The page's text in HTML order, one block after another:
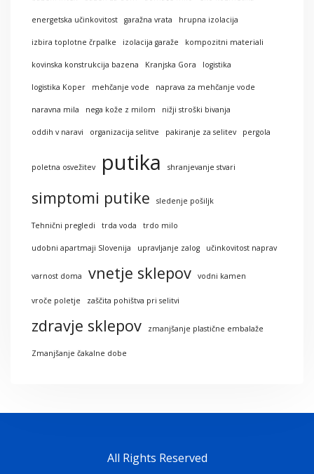
energetska učinkovitost garažna vrata hrupna izolacija
izbira toplotne črpalke izolacija garaže kompozitni materiali
kovinska konstrukcija bazena Kranjska Gora logistika
logistika Koper mehčanje vode naprava za mehčanje vode
naravna mila nega kože z milom nižji stroški bivanja
oddih v naravi organizacija selitve pakiranje za selitev pergola
poletna osvežitev putika shranjevanje stvari
simptomi putike sledenje pošiljk
Tehnični pregledi trda voda trdo milo
udobni apartmaji Slovenija upravljanje zalog učinkovitost naprav
varnost doma vnetje sklepov vodni kamen
vroče poletje zaščita pohištva pri selitvi
zdravje sklepov zmanjšanje plastične embalaže
Zmanjšanje čakalne dobe
All Rights Reserved